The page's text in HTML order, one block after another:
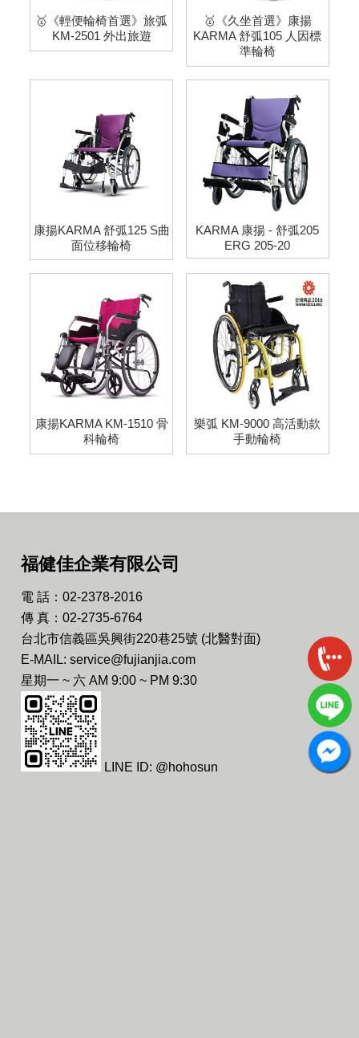
🥇《輕便輪椅首選》旅弧
KM-2501 外出旅遊
🥇《久坐首選》康揚
KARMA 舒弧105 人因標
準輪椅
康揚KARMA 舒弧125 S曲
面位移輪椅
KARMA 康揚 - 舒弧205
ERG 205-20
康揚KARMA KM-1510 骨
科輪椅
樂弧 KM-9000 高活動款
手動輪椅
福健佳企業有限公司
電 話：02-2378-2016
傳 真：02-2735-6764
台北市信義區吳興街220巷25號 (北醫對面)
E-MAIL: service@fujianjia.com
星期一 ~ 六 AM 9:00 ~ PM 9:30
LINE ID: @hohosun